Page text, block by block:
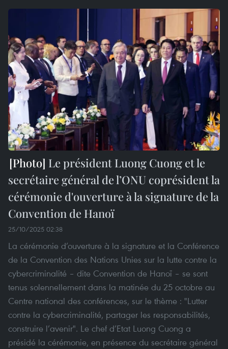
Le président Luong Cuong et le
secrétaire général de l’ONU coprésident la
cérémonie d'ouverture à la signature de la
Convention de Hanoï
25/10/2025 02:38
La cérémonie d’ouverture à la signature et la Conférence
de la Convention des Nations Unies sur la lutte contre la
cybercriminalité – dite Convention de Hanoï – se sont
tenus solennellement dans la matinée du 25 octobre au
Centre national des conférences, sur le thème : "Lutter
contre la cybercriminalité, partager les responsabilités,
construire l’avenir". Le chef d’Etat Luong Cuong a
présidé la cérémonie, en présence du secrétaire général